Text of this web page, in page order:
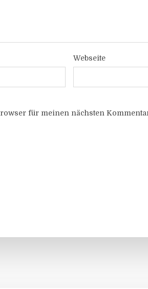
Webseite
für meinen nächsten